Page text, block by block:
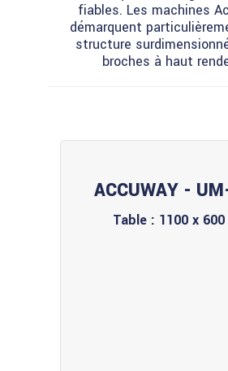
fiables. Les machines
démarquent
structure
broches à haut
ACCUWAY -
Table : 1100 x